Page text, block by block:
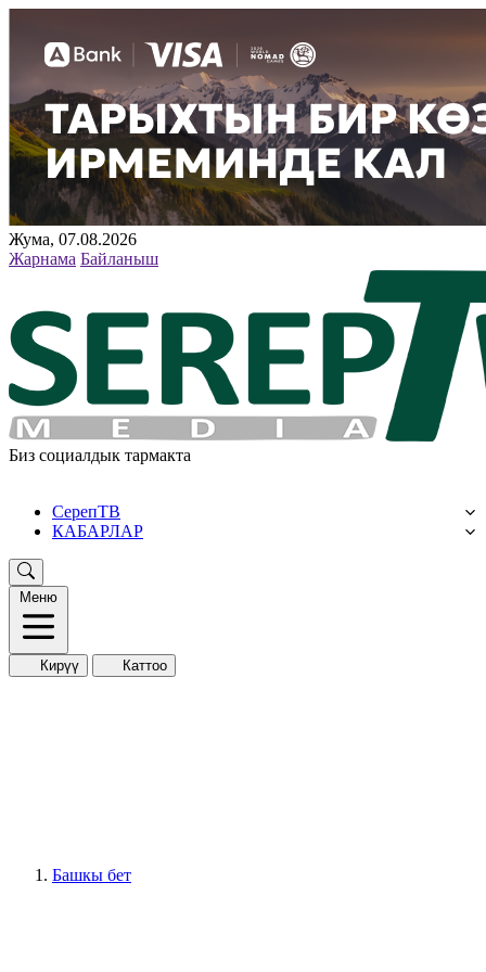
Жума, 07.08.2026
Жарнама Байланыш
Биз социалдык тармакта
СерепТВ
КАБАРЛАР
Меню
Кирүү Каттоо
Башкы бет